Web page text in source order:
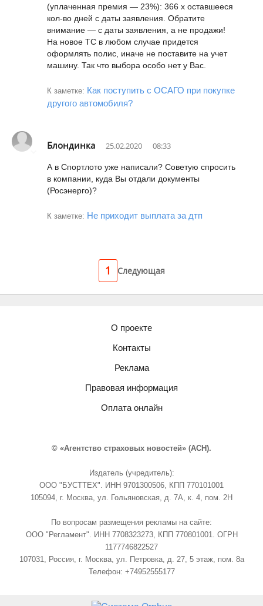
(уплаченная премия — 23%): 366 х оставшееся
кол-во дней с даты заявления. Обратите
внимание — с даты заявления, а не продажи!
На новое ТС в любом случае придется
оформлять полис, иначе не поставите на учет
машину. Так что выбора особо нет у Вас.
К заметке: Как поступить с ОСАГО при покупке
другого автомобиля?
Блондинка 25.02.2020 08:33
А в Спортлото уже написали? Советую спросить
в компании, куда Вы отдали документы
(Росэнерго)?
К заметке: Не приходит выплата за дтп
1 Следующая
О проекте
Контакты
Реклама
Правовая информация
Оплата онлайн
© «Агентство страховых новостей» (АСН).
Издатель (учредитель):
ООО "БУСТТЕХ". ИНН 9701300506, КПП 770101001
105094, г. Москва, ул. Гольяновская, д. 7А, к. 4, пом. 2Н
По вопросам размещения рекламы на сайте:
ООО "Регламент". ИНН 7708323273, КПП 770801001. ОГРН
1177746822527
107031, Россия, г. Москва, ул. Петровка, д. 27, 5 этаж, пом. 8а
Телефон: +74952555177